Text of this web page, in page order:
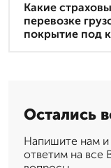
Какие
перевозке
покрытие под
Остались
Напишите нам
ответим на все